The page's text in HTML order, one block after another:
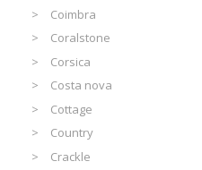
Coimbra
Coralstone
Corsica
Costa nova
Cottage
Country
Crackle